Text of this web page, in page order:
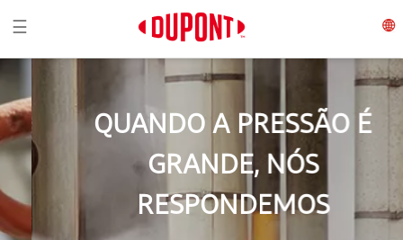
Toggle navigation
☰
QUANDO A PRESSÃO É
GRANDE, NÓS
RESPONDEMOS